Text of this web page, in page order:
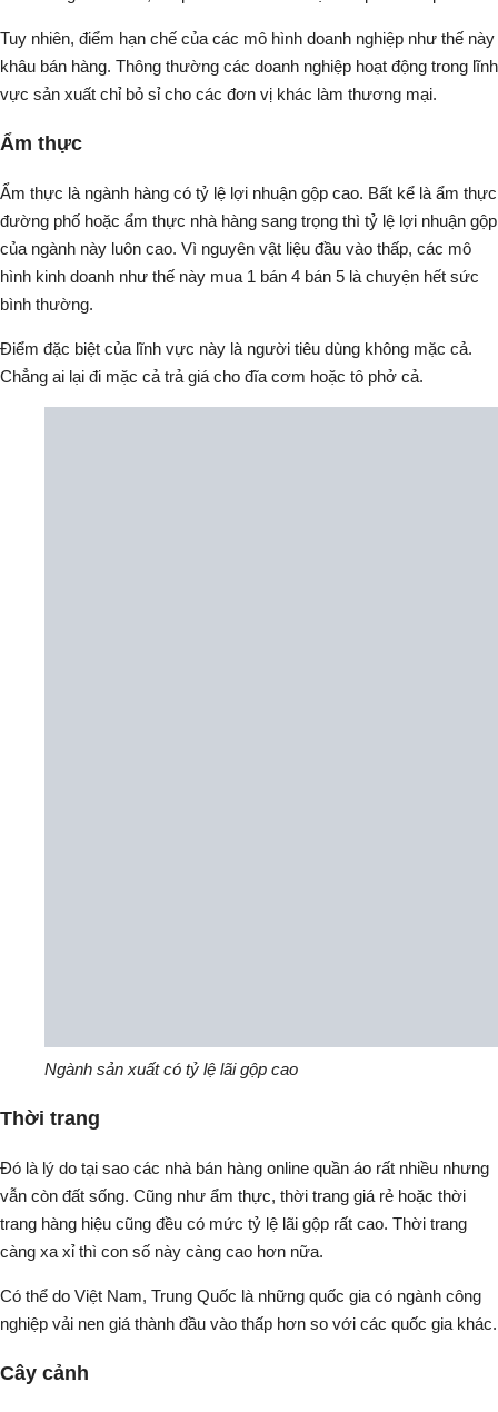
Tuy nhiên, điểm hạn chế của các mô hình doanh nghiệp như thế này
khâu bán hàng. Thông thường các doanh nghiệp hoạt động trong lĩnh
vực sản xuất chỉ bỏ sỉ cho các đơn vị khác làm thương mại.
Ẩm thực
Ẩm thực là ngành hàng có tỷ lệ lợi nhuận gộp cao. Bất kể là ẩm thực
đường phố hoặc ẩm thực nhà hàng sang trọng thì tỷ lệ lợi nhuận gộp
của ngành này luôn cao. Vì nguyên vật liệu đầu vào thấp, các mô
hình kinh doanh như thế này mua 1 bán 4 bán 5 là chuyện hết sức
bình thường.
Điểm đặc biệt của lĩnh vực này là người tiêu dùng không mặc cả.
Chẳng ai lại đi mặc cả trả giá cho đĩa cơm hoặc tô phở cả.
Ngành sản xuất có tỷ lệ lãi gộp cao
Thời trang
Đó là lý do tại sao các nhà bán hàng online quần áo rất nhiều nhưng
vẫn còn đất sống. Cũng như ẩm thực, thời trang giá rẻ hoặc thời
trang hàng hiệu cũng đều có mức tỷ lệ lãi gộp rất cao. Thời trang
càng xa xỉ thì con số này càng cao hơn nữa.
Có thể do Việt Nam, Trung Quốc là những quốc gia có ngành công
nghiệp vải nen giá thành đầu vào thấp hơn so với các quốc gia khác.
Cây cảnh